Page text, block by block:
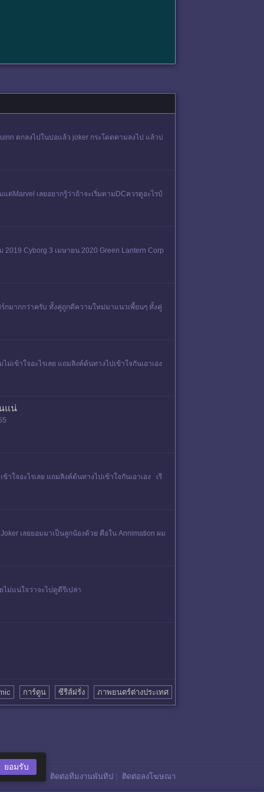
ตกลงไปในบ่อแล้ว joker กระโดดตามลงไป แล้วบ่
ต่Marvel เลยอยากรู้ว่าถ้าจะเริ่มตามDCควรดูอะไรบ้
Cyborg 3 เมษายน 2020 Green Lantern Corp
กมากกว่าครับ ทั้งคู่ถูกตีความใหม่มาแนวเพี้ยนๆ ทั้งคู่
ข้าใจอะไรเลย แถมลิงค์ต้นทางไปเข้าใจกันเอาเอง
แน่
ใจอะไรเลย แถมลิงค์ต้นทางไปเข้าใจกันเอาเอง เรี
เลยยอมมาเป็นลูกน้องด้วย คือใน Annimation ผม
ม่แน่ใจว่าจะไปดูดีรึเปล่า
การ์ตูน ซีรีส์ฝรั่ง ภาพยนตร์ต่างประเทศ
ติดต่อทีมงานพันทิป ติดต่อลงโฆษณา
ยอมรับ